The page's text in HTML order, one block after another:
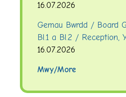
16.07.2026
Gemau Bwrdd / Board
Bl.1 a Bl.2 / Reception,
16.07.2026
Mwy/More